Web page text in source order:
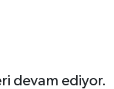
devam ediyor.